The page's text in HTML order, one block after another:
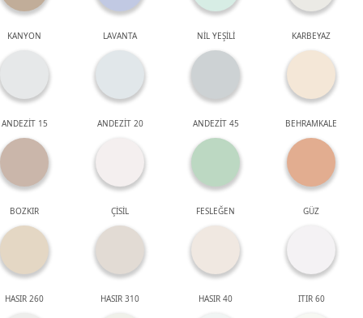
KANYON LAVANTA NİL YEŞİLİ KARBEYAZ
ANDEZİT 15 ANDEZİT 20 ANDEZİT 45 BEHRAMKALE
BOZKIR ÇİSİL FESLEĞEN GÜZ
HASIR 260 HASIR 310 HASIR 40 ITIR 60